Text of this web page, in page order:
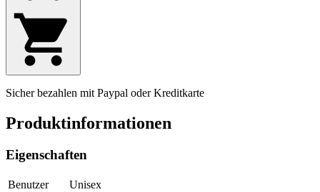
Sicher bezahlen mit Paypal oder Kreditkarte
Produktinformationen
Eigenschaften
Benutzer
Unisex